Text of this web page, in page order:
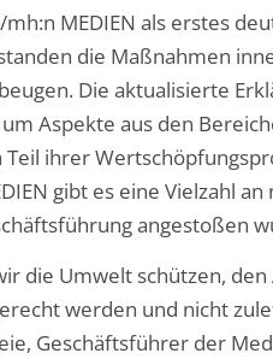
MEDIEN als erstes
die Maßnahmen
Die aktualisierte
Aspekte aus den
ihrer
gibt es eine Vielzahl
angestoßen
die Umwelt schützen,
werden und nicht
Geschäftsführer der